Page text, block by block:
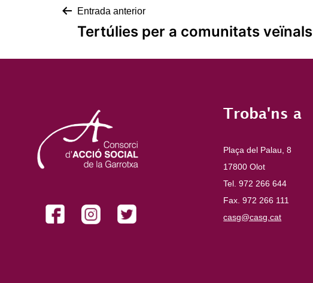
Navegació
d'entrades
Entrada anterior
Tertúlies per a comunitats veïnals
Troba'ns a
Plaça del Palau, 8
17800 Olot
Tel. 972 266 644
Fax. 972 266 111
casg@casg.cat